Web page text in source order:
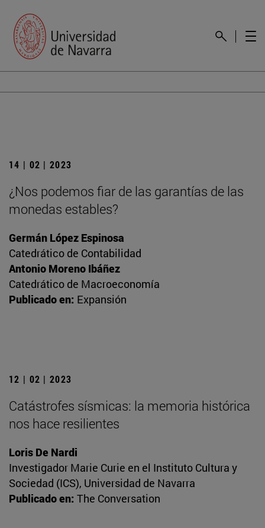
14 | 02 | 2023
¿Nos podemos fiar de las garantías de las
monedas estables?
Germán López Espinosa
Catedrático de Contabilidad
Antonio Moreno Ibáñez
Catedrático de Macroeconomía
Publicado en: Expansión
12 | 02 | 2023
Catástrofes sísmicas: la memoria histórica
nos hace resilientes
Loris De Nardi
Investigador Marie Curie en el Instituto Cultura y
Sociedad (ICS), Universidad de Navarra
Publicado en: The Conversation